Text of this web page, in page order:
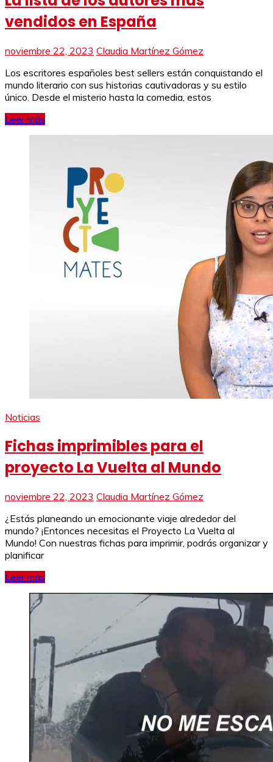
vendidos en España
noviembre 22, 2023 Claudia Martínez Gómez
Los escritores españoles best sellers están conquistando el
mundo literario con sus historias cautivadoras y su estilo
único. Desde el misterio hasta la comedia, estos
Leer más
Noticias
Fichas imprimibles para el
proyecto La Vuelta al Mundo
noviembre 22, 2023 Claudia Martínez Gómez
¿Estás planeando un emocionante viaje alrededor del
mundo? ¡Entonces necesitas el Proyecto La Vuelta al
Mundo! Con nuestras fichas para imprimir, podrás organizar y
planificar
Leer más